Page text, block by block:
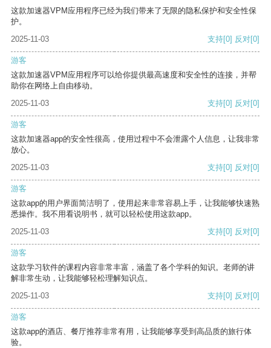
这款加速器VPM应用程序已经为我们带来了无限的隐私保护和安全性保
护。
2025-11-03
支持[0] 反对[0]
游客
这款加速器VPM应用程序可以给你提供最高速度和安全性的连接，并帮
助你在网络上自由移动。
2025-11-03
支持[0] 反对[0]
游客
这款加速器app的安全性很高，使用过程中不会泄露个人信息，让我非常
放心。
2025-11-03
支持[0] 反对[0]
游客
这款app的用户界面简洁明了，使用起来非常容易上手，让我能够快速熟
悉操作。我不用看说明书，就可以轻松使用这款app。
2025-11-03
支持[0] 反对[0]
游客
这款学习软件的课程内容非常丰富，涵盖了各个学科的知识。老师的讲
解非常生动，让我能够轻松理解知识点。
2025-11-03
支持[0] 反对[0]
游客
这款app的酒店、餐厅推荐非常有用，让我能够享受到高品质的旅行体
验。